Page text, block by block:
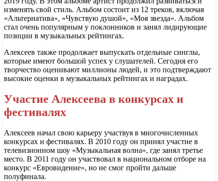
изменять свой стиль. Альбом состоит из 12 треков, включая
«Альтернатива», «Чувствую душой», «Моя звезда». Альбом
стал очень популярным у поклонников и занял лидирующие
позиции в музыкальных рейтингах.
Алексеев также продолжает выпускать отдельные синглы,
которые имеют большой успех у слушателей. Сегодня его
творчество оценивают миллионы людей, и это подтверждают
высокие оценки в музыкальных рейтингах и наградах.
Участие Алексеева в конкурсах и
фестивалях
Алексеев начал свою карьеру участвуя в многочисленных
конкурсах и фестивалях. В 2010 году он принял участие в
телевизионном шоу «Музыкальная волна», где занял третье
место. В 2011 году он участвовал в национальном отборе на
конкурс «Евровидение», но не смог пройти дальше
полуфинала.